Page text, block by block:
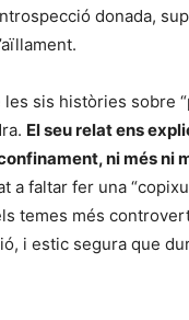
donada,
les sis històries sobre
El seu relat ens
ni més ni
a faltar fer una
temes més
i estic segura que